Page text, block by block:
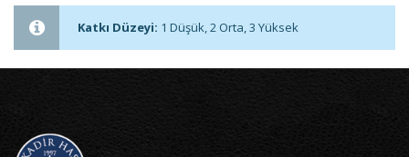
Katkı Düzeyi: 1 Düşük, 2 Orta, 3 Yüksek